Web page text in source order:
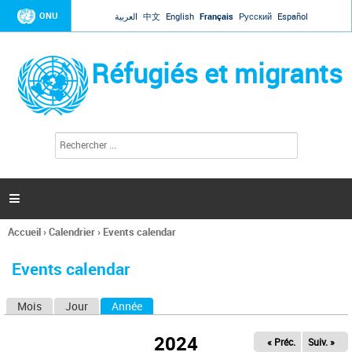
Jump to navigation
ONU العربية 中文 English Français Русский Español
Réfugiés et migrants
l
c
h
e

Vous
ici
Accueil›Calendrier› Events calendar
Events calendar
Mois Jour Année
2024 « Préc. Suiv. »